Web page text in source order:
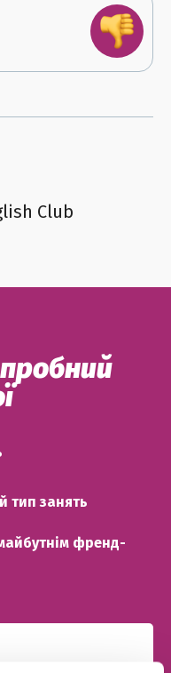
Club
тип занять
френд-